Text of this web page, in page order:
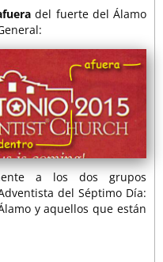
del fuerte del Álamo
a los dos grupos
del Séptimo Día:
y aquellos que están